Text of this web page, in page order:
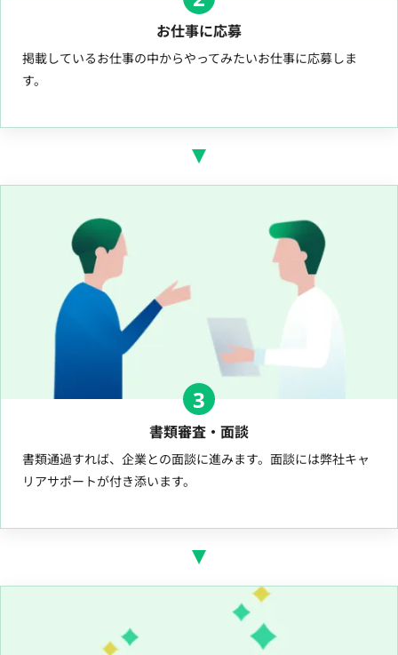
お仕事に応募
掲載しているお仕事の中からやってみたいお仕事に応募しま
す。
3
書類審査・面談
書類通過すれば、企業との面談に進みます。面談には弊社キャ
リアサポートが付き添います。